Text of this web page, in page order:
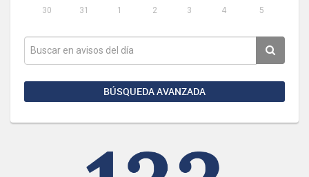
30
31 1 2 3 4 5
BÚSQUEDA AVANZADA